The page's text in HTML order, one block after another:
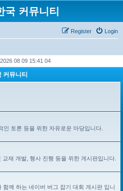
커뮤니티
Login
Register
08 09 15:41 04
커뮤니티
인 토론 등을 위한 자유로운 마당입니다.
재 개발, 행사 진행 등을 위한 게시판입니다.
함께 하는 네이버 버그 잡기 대회 게시판 입니